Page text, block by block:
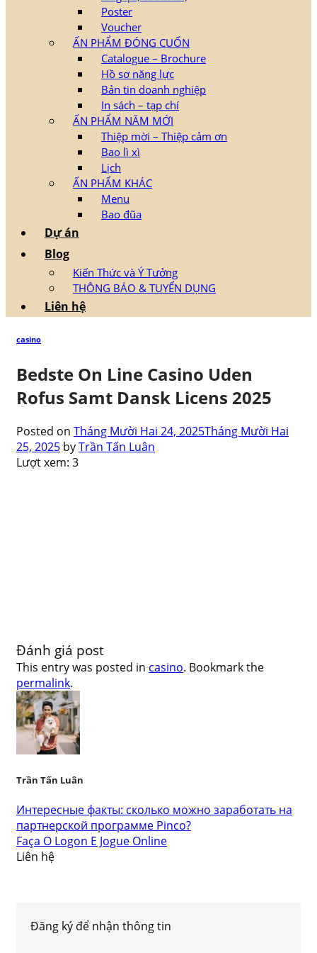
Poster
Voucher
ẤN PHẨM ĐÓNG CUỐN
Catalogue – Brochure
Hồ sơ năng lực
Bản tin doanh nghiệp
In sách – tạp chí
ẤN PHẨM NĂM MỚI
Thiệp mời – Thiệp cảm ơn
Bao lì xì
Lịch
ẤN PHẨM KHÁC
Menu
Bao đũa
Dự án
Blog
Kiến Thức và Ý Tưởng
THÔNG BÁO & TUYỂN DỤNG
Liên hệ
casino
Bedste On Line Casino Uden
Rofus Samt Dansk Licens 2025
Posted on Tháng Mười Hai 24, 2025Tháng Mười Hai
25, 2025 byTrần Tấn Luân
Lượt xem: 3
Đánh giá post
This entry was posted in casino. Bookmark the
permalink.
Trần Tấn Luân
Интересные факты: сколько можно заработать на
партнерской программе Pinco?
Faça O Logon E Jogue Online
Liên hệ
Đăng ký để nhận thông tin